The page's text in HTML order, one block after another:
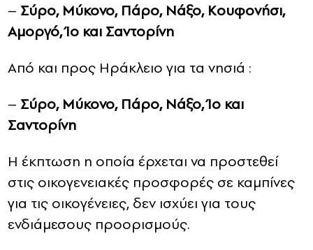
– Σύρο, Μύκονο, Πάρο, Νάξο, Κουφονήσι,
Αμοργό, Ίο και Σαντορίνη
Από και προς Ηράκλειο για τα νησιά :
– Σύρο, Μύκονο, Πάρο, Νάξο, Ίο και
Σαντορίνη
Η έκπτωση η οποία έρχεται να προστεθεί
στις οικογενειακές προσφορές σε καμπίνες
για τις οικογένειες, δεν ισχύει για τους
ενδιάμεσους προορισμούς.